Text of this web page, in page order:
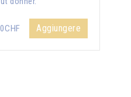
Aggiungere